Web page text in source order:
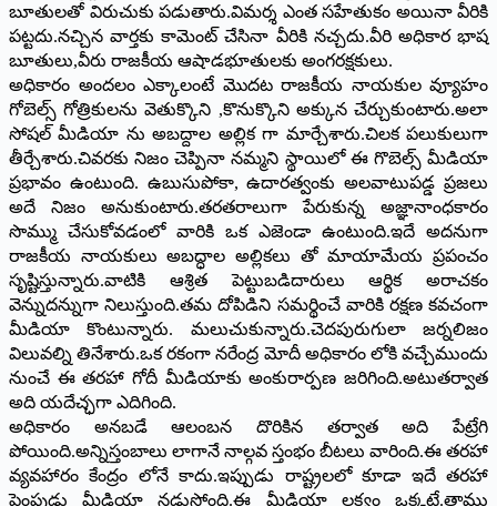
బూతులతో విరుచుకు పడుతారు.విమర్శ ఎంత సహేతుకం అయినా వీరికి
పట్టదు.నచ్చిన వార్తకు కామెంట్ చేసినా వీరికి నచ్చదు.వీరి అధికార భాష
బూతులు,వీరు రాజకీయ ఆషాడభూతులకు అంగరక్షకులు.
అధికారం అందలం ఎక్కాలంటే మొదట రాజకీయ నాయకుల వ్యూహం
గోబెల్స్ గోత్రికులను వెతుక్కొని ,కొనుక్కొని అక్కున చేర్చుకుంటారు.అలా
సోషల్ మీడియా ను అబద్దాల అల్లిక గా మార్చేశారు.చిలక పలుకులుగా
తీర్చేశారు.చివరకు నిజం చెప్పినా నమ్మని స్థాయిలో ఈ గొబెల్స్ మీడియా
ప్రభావం ఉంటుంది. ఉబుసుపోకా, ఉదారత్వంకు అలవాటుపడ్డ ప్రజలు
అదే నిజం అనుకుంటారు.తరతరాలుగా పేరుకున్న అజ్ఞానాంధకారం
సొమ్ము చేసుకోవడంలో వారికి ఒక ఎజెండా ఉంటుంది.ఇదే అదనుగా
రాజకీయ నాయకులు అబద్ధాల అల్లికలు తో మాయామేయ ప్రపంచం
సృష్టిస్తున్నారు.వాటికి ఆశ్రిత పెట్టుబడిదారులు ఆర్థిక అరాచకం
వెన్నుదన్నుగా నిలుస్తుంది.తమ దోపిడిని సమర్థించే వారికి రక్షణ కవచంగా
మీడియా కొంటున్నారు. మలుచుకున్నారు.చెదపురుగులా జర్నలిజం
విలువల్ని తినేశారు.ఒక రకంగా నరేంద్ర మోదీ అధికారం లోకి వచ్చేముందు
నుంచే ఈ తరహా గోదీ మీడియాకు అంకురార్పణ జరిగింది.అటుతర్వాత
అది యదేచ్ఛగా ఎదిగింది.
అధికారం అనబడే ఆలంబన దొరికిన తర్వాత అది పేట్రేగి
పోయింది.అన్నిస్తంబాలు లాగానే నాల్గవ స్తంభం బీటలు వారింది.ఈ తరహా
వ్యవహారం కేంద్రం లోనే కాదు.ఇప్పుడు రాష్ట్రలలో కూడా ఇదే తరహా
పెంపుడు మీడియా నడుస్తోంది.ఈ మీడియా లక్ష్యం ఒక్కటే.తాము